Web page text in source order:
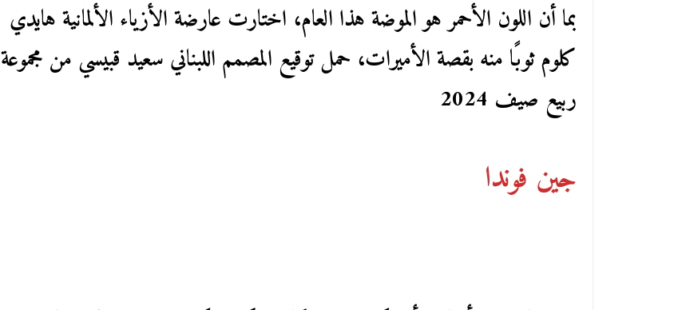
بما أن اللون الأحمر هو الموضة هذا العام، اختارت عارضة الأزياء الألمانية هايدي
كلوم ثوبًا منه بقصة الأميرات، حمل توقيع المصمم اللبناني سعيد قبيسي من مجموعة
ربيع صيف 2024
جين فوندا